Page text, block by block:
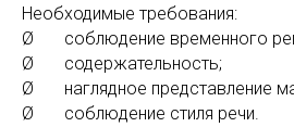
Необходимые требования:
Ø соблюдение временного
Ø содержательность;
Ø наглядное представление
Ø соблюдение стиля речи.